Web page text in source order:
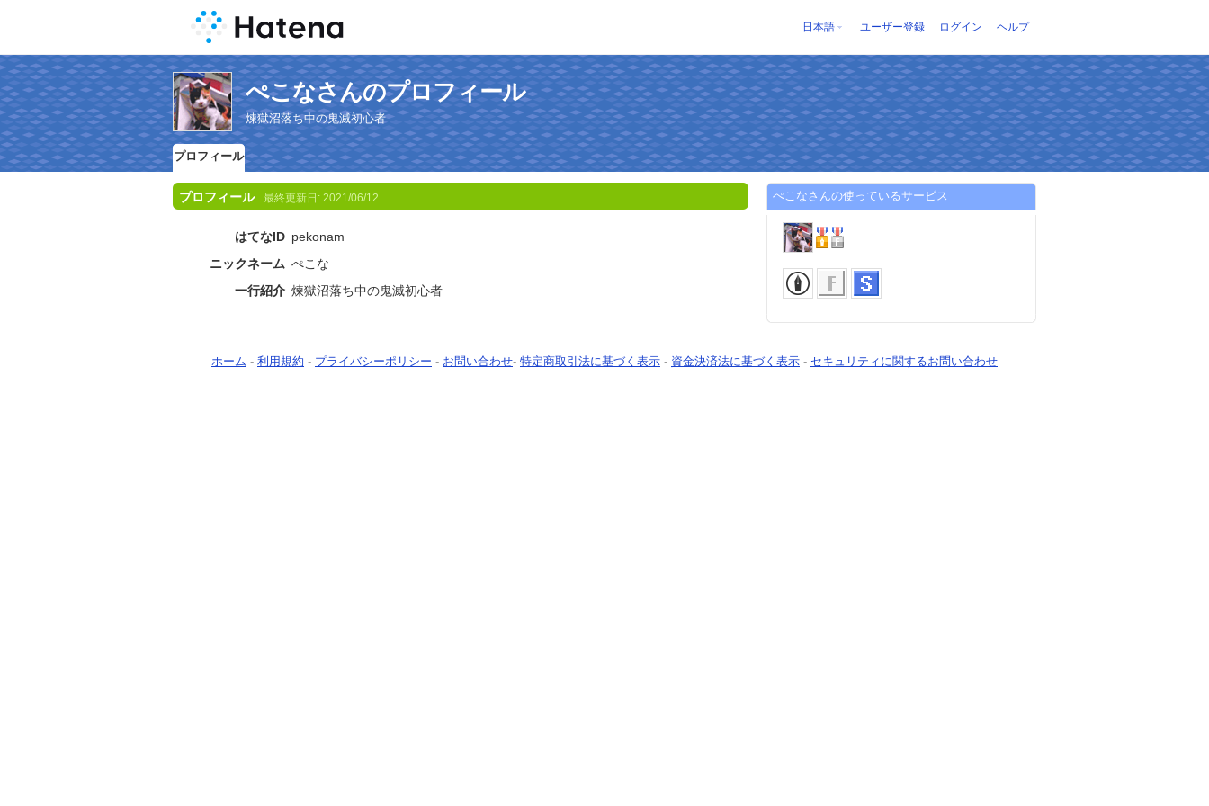
日本語 ユーザー登録 ログイン ヘルプ
ぺこなさんのプロフィール
煉󠄁獄沼落ち中の鬼滅初心者
プロフィール
プロフィール 最終更新日: 2021/06/12
はてなID pekonam
ニックネーム ぺこな
一行紹介 煉󠄁獄沼落ち中の鬼滅初心者
ぺこなさんの使っているサービス
ホーム - 利用規約 - プライバシーポリシー - お問い合わせ- 特定商取引法に基づく表示 - 資金決済法に基づく表示 - セキュリティに関するお問い合わせ